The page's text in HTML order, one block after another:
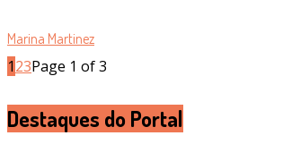
Marina Martinez
123Page 1 of 3
Destaques do Portal